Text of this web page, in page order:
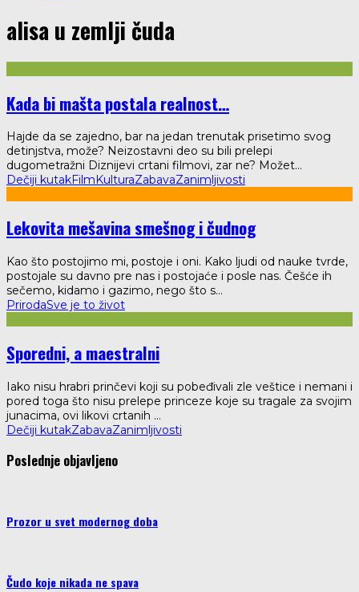
alisa u zemlji čuda
Kada bi mašta postala realnost…
Hajde da se zajedno, bar na jedan trenutak prisetimo svog
detinjstva, može? Neizostavni deo su bili prelepi
dugometražni Diznijevi crtani filmovi, zar ne? Možet...
Dečiji kutakFilmKulturaZabavaZanimljivosti
Lekovita mešavina smešnog i čudnog
Kao što postojimo mi, postoje i oni. Kako ljudi od nauke tvrde,
postojale su davno pre nas i postojaće i posle nas. Češće ih
sečemo, kidamo i gazimo, nego što s...
PrirodaSve je to život
Sporedni, a maestralni
Iako nisu hrabri prinčevi koji su pobeđivali zle veštice i nemani i
pored toga što nisu prelepe princeze koje su tragale za svojim
junacima, ovi likovi crtanih ...
Dečiji kutakZabavaZanimljivosti
Poslednje objavljeno
Prozor u svet modernog doba
Čudo koje nikada ne spava